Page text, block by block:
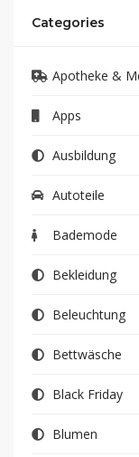
Categories
Apotheke &
Apps
Ausbildung
Autoteile
Bademode
Bekleidung
Beleuchtung
Bettwäsche
Black Friday
Blumen